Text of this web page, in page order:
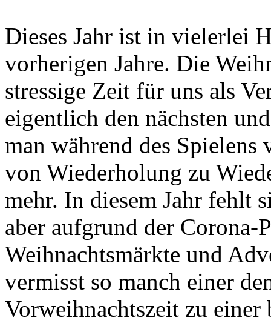
Dieses Jahr ist in vielerlei
vorherigen Jahre. Die
stressige Zeit für uns als
eigentlich den nächsten
man während des
von Wiederholung zu
mehr. In diesem Jahr fehlt
aber aufgrund der Corona-
Weihnachtsmärkte und
vermisst so manch einer
Vorweihnachtszeit zu